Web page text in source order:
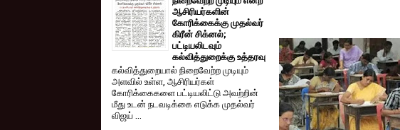
ஆசிரியர்களின்
கோரிக்கைக்கு முதல்வர்
கிரீன் சிக்னல்;
பட்டியலிடவும்
கல்வித்துறைக்கு உத்தரவு
கல்வித்துறையால் நிறைவேற்ற முடியும்
அளவில் உள்ள, ஆசிரியர்கள்
கோரிக்கைகளை பட்டியலிட்டு அவற்றின்
மீது உடன் நடவடிக்கை எடுக்க முதல்வர்
விஜய் ...